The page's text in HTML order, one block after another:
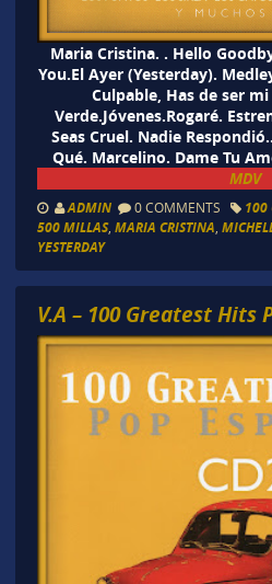
Maria Cristina. . Hello
You.El Ayer (Yesterday).
Culpable, Has de ser
Verde.Jóvenes.Rogaré.
Seas Cruel. Nadie
Qué. Marcelino. Dame Tu
MDV
ADMIN 0 COMMENTS 100
500 MILLAS, MARIA CRISTINA
YESTERDAY
V.A – 100 Greatest Hits